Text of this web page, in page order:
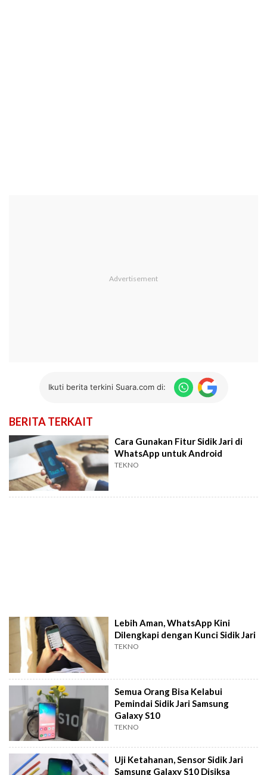
Ikuti berita terkini Suara.com di:
BERITA TERKAIT
Cara Gunakan Fitur Sidik Jari di
WhatsApp untuk Android
TEKNO
Lebih Aman, WhatsApp Kini
Dilengkapi dengan Kunci Sidik Jari
TEKNO
Semua Orang Bisa Kelabui
Pemindai Sidik Jari Samsung
Galaxy S10
TEKNO
Uji Ketahanan, Sensor Sidik Jari
Samsung Galaxy S10 Disiksa